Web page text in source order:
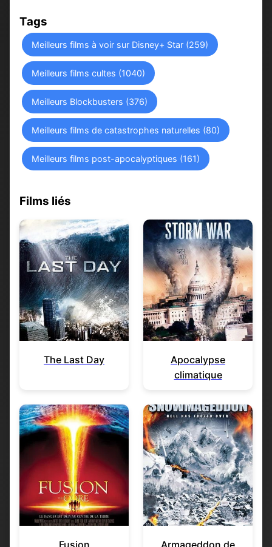
Tags
Meilleurs films à voir sur Disney+ Star (259)
Meilleurs films cultes (1040)
Meilleurs Blockbusters (376)
Meilleurs films de catastrophes naturelles (80)
Meilleurs films post-apocalyptiques (161)
Films liés
The Last Day
Apocalypse
climatique
Fusion Armageddon de